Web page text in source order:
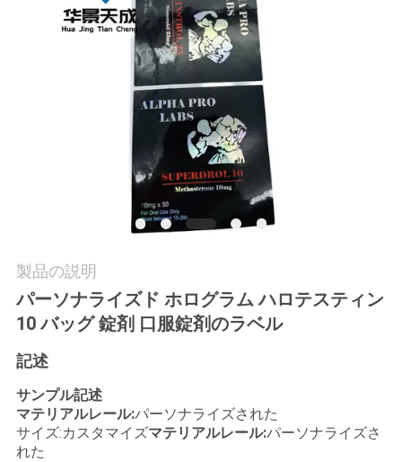
連
絡
し
な
さ
い
製品の説明
パーソナライズド ホログラム ハロテスティン
10 バッグ 錠剤 口服錠剤のラベル
記述
サンプル記述
マテリアルレール:パーソナライズされた
サイズ:カスタマイズマテリアルレール:パーソナライズさ
れた